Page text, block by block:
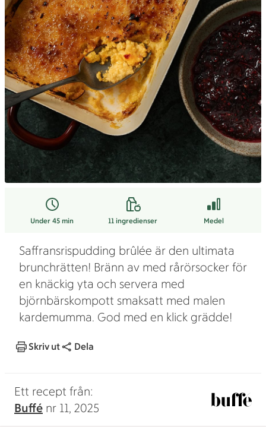
Under 45 min 11ingredienser Medel
Saffransrispudding brûlée är den ultimata
brunchrätten! Bränn av med rårörsocker för
en knäckig yta och servera med
björnbärskompott smaksatt med malen
kardemumma. God med en klick grädde!
Skriv ut Dela
Ett recept från:
Buffé nr 11, 2025